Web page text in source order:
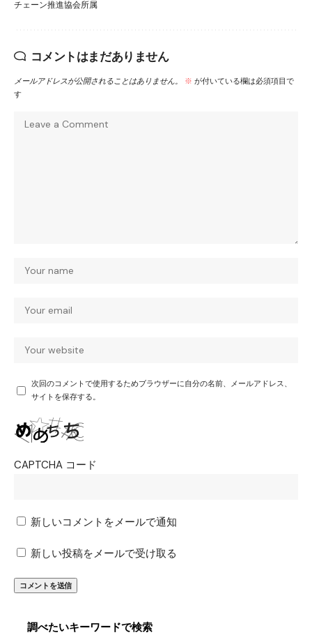
チェーン推進協会所属
コメントはまだありません
メールアドレスが公開されることはありません。 ※ が付いている欄は必須項目で
す
次回のコメントで使用するためブラウザーに自分の名前、メールアドレス、
サイトを保存する。
CAPTCHA コード
新しいコメントをメールで通知
新しい投稿をメールで受け取る
調べたいキーワードで検索